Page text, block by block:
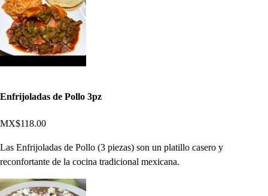
Enfrijoladas de Pollo 3pz
MX$118.00
Las Enfrijoladas de Pollo (3 piezas) son un platillo casero y
reconfortante de la cocina tradicional mexicana.